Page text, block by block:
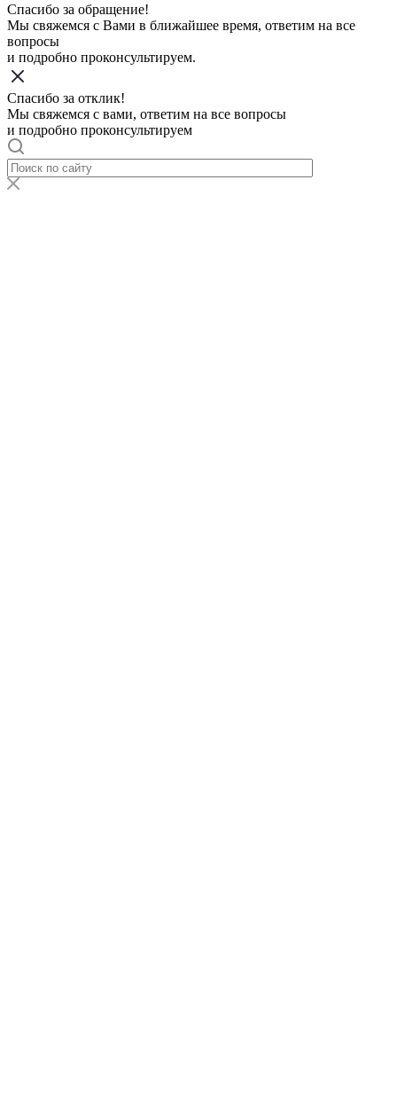
Спасибо за обращение!
Мы свяжемся с Вами в ближайшее время, ответим на все
вопросы
и подробно проконсультируем.
Спасибо за отклик!
Мы свяжемся с вами, ответим на все вопросы
и подробно проконсультируем